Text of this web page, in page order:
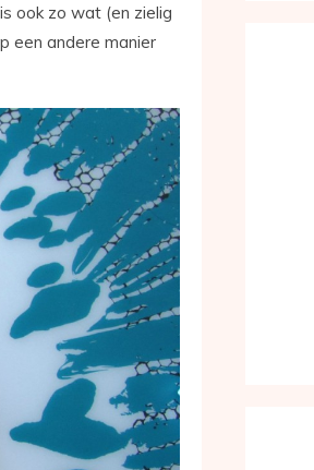
ook zo wat (en zielig
een andere manier